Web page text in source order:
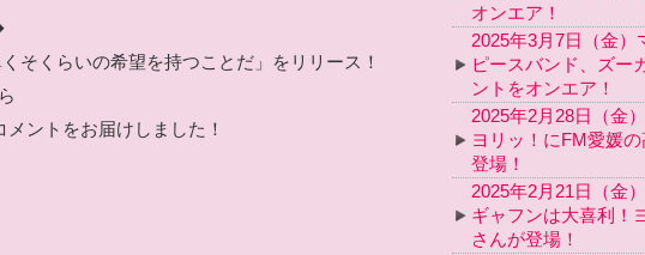
そくらいの希望を持つことだ 」をリリース！
メントをお届けしました！
オンエア！
2025年3月7日（金）
ピースバンド、ズー
ントをオンエア！
2025年2月28日（金
ヨリッ！にFM愛媛
登場！
2025年2月21日（金
ギャフンは大喜利！
さんが登場！